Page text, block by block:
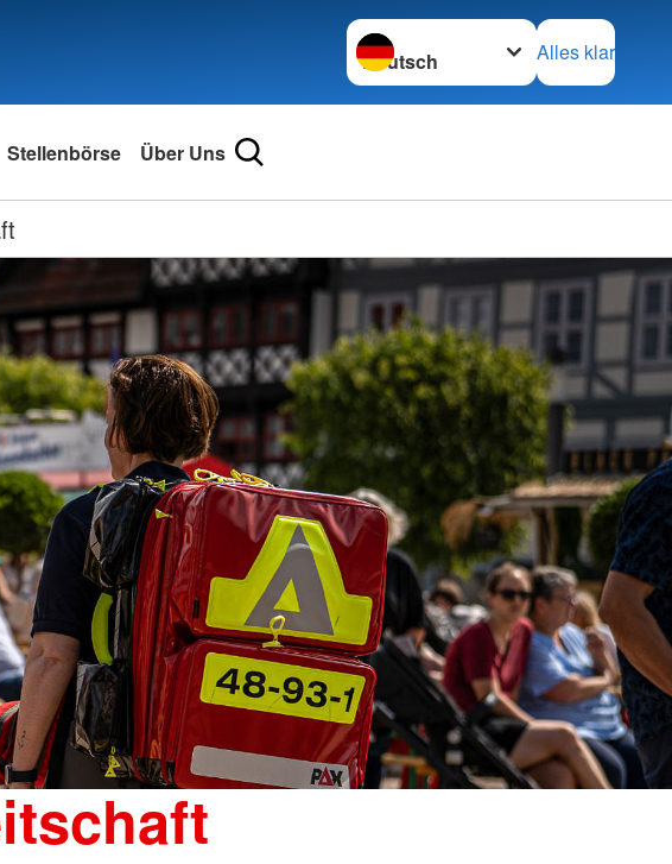
Sprache wechseln zu
Alles klar
Stellenbörse Über Uns